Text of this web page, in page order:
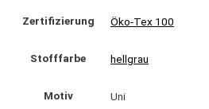
Zertifizierung Öko-Tex 100
Stofffarbe hellgrau
Motiv Uni